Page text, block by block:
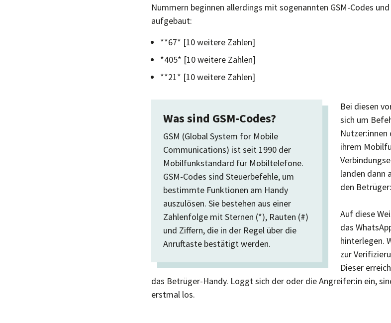
Nummern beginnen allerdings mit sogenannten GSM-Codes
aufgebaut:
**67* [10 weitere Zahlen]
*405* [10 weitere Zahlen]
**21* [10 weitere Zahlen]
Was sind GSM-Codes?
GSM (Global System for Mobile
Communications) ist seit 1990 der
Mobilfunkstandard für Mobiltelefone.
GSM-Codes sind Steuerbefehle, um
bestimmte Funktionen am Handy
auszulösen. Sie bestehen aus einer
Zahlenfolge mit Sternen (*), Rauten (#)
und Ziffern, die in der Regel über die
Anruftaste bestätigt werden.
Bei diesen
sich um
Nutzer:innen
ihrem
landen dann
den
Auf diese
das
hinterlegen.
zur
Dieser
das Betrüger-Handy. Loggt sich der oder die Angreifer:in ein,
erstmal los.